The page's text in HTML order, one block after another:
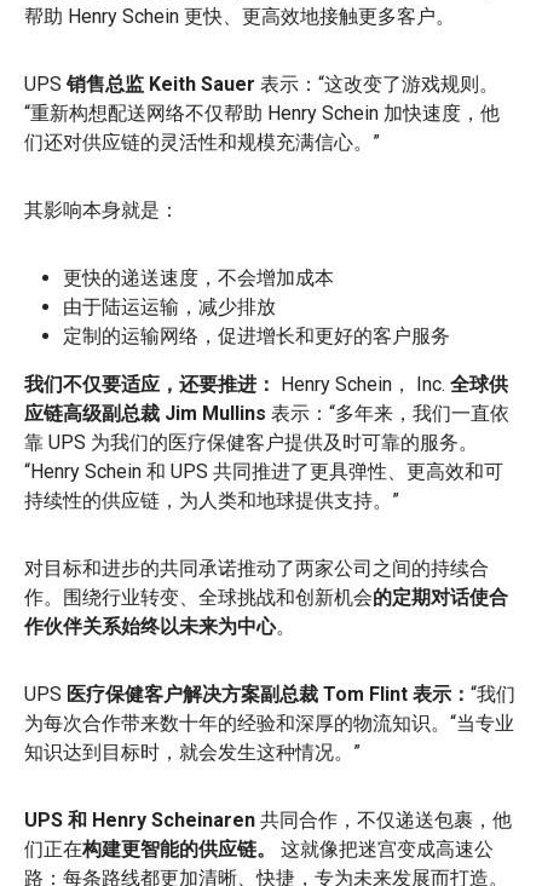
帮助 Henry Schein 更快、更高效地接触更多客户。
UPS销售总监 Keith Sauer 表示：“这改变了游戏规则。
“重新构想配送网络不仅帮助 Henry Schein 加快速度，他
们还对供应链的灵活性和规模充满信心。”
其影响本身就是：
更快的递送速度，不会增加成本
由于陆运运输，减少排放
定制的运输网络，促进增长和更好的客户服务
我们不仅要适应，还要推进： Henry Schein， Inc. 全球供
应链高级副总裁 Jim Mullins 表示：“多年来，我们一直依
靠 UPS 为我们的医疗保健客户提供及时可靠的服务。
“Henry Schein 和 UPS 共同推进了更具弹性、更高效和可
持续性的供应链，为人类和地球提供支持。”
对目标和进步的共同承诺推动了两家公司之间的持续合
作。围绕行业转变、全球挑战和创新机会的定期对话使合
作伙伴关系始终以未来为中心。
UPS 医疗保健客户解决方案副总裁 Tom Flint 表示： “我们
为每次合作带来数十年的经验和深厚的物流知识。“当专业
知识达到目标时，就会发生这种情况。”
UPS 和 Henry Scheinaren 共同合作，不仅递送包裹，他
们正在构建更智能的供应链。 这就像把迷宫变成高速公
路：每条路线都更加清晰、快捷，专为未来发展而打造。